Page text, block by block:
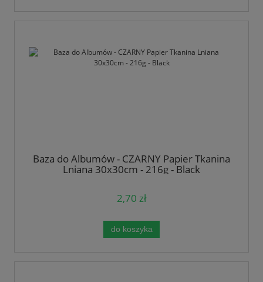
Baza do Albumów - CZARNY Papier Tkanina
Lniana 30x30cm - 216g - Black
2,70 zł
do koszyka